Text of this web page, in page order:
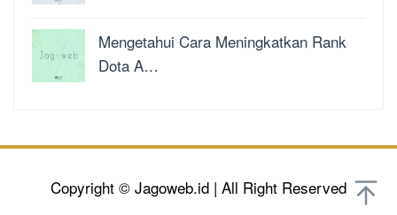
Mengetahui Cara Meningkatkan Rank
Dota A…
Copyright © Jagoweb.id | All Right Reserved